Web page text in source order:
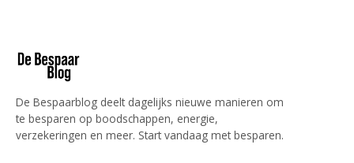
De Bespaarblog deelt dagelijks nieuwe manieren om
te besparen op boodschappen, energie,
verzekeringen en meer. Start vandaag met besparen.